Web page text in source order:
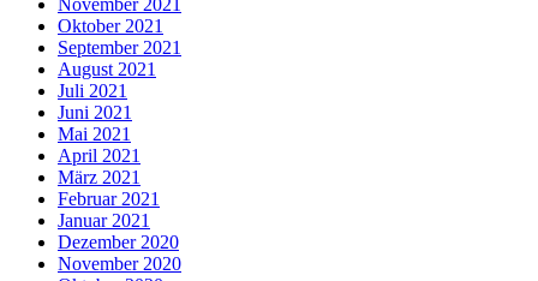
November 2021
Oktober 2021
September 2021
August 2021
Juli 2021
Juni 2021
Mai 2021
April 2021
März 2021
Februar 2021
Januar 2021
Dezember 2020
November 2020